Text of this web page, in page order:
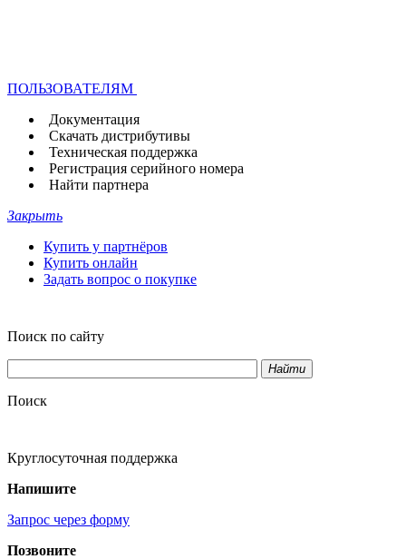
ПОЛЬЗОВАТЕЛЯМ
Документация
Скачать дистрибутивы
Техническая поддержка
Регистрация серийного номера
Найти партнера
Закрыть
Купить у партнёров
Купить онлайн
Задать вопрос о покупке
Поиск по сайту
Найти
Поиск
Круглосуточная поддержка
Напишите
Запрос через форму
Позвоните